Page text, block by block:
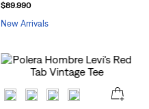
$89.990
New Arrivals